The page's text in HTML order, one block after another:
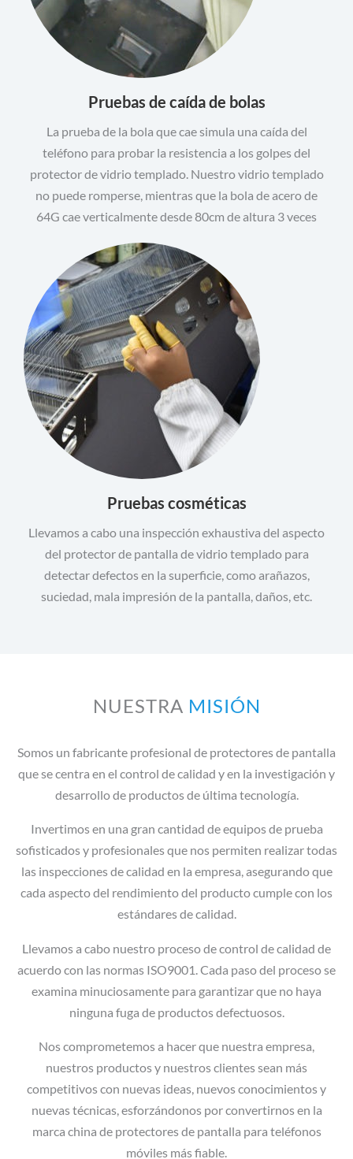
Pruebas de caída de bolas
La prueba de la bola que cae simula una caída del
teléfono para probar la resistencia a los golpes del
protector de vidrio templado. Nuestro vidrio templado
no puede romperse, mientras que la bola de acero de
64G cae verticalmente desde 80cm de altura 3 veces
Pruebas cosméticas
Llevamos a cabo una inspección exhaustiva del aspecto
del protector de pantalla de vidrio templado para
detectar defectos en la superficie, como arañazos,
suciedad, mala impresión de la pantalla, daños, etc.
NUESTRA MISIÓN
Somos un fabricante profesional de protectores de pantalla
que se centra en el control de calidad y en la investigación y
desarrollo de productos de última tecnología.
Invertimos en una gran cantidad de equipos de prueba
sofisticados y profesionales que nos permiten realizar todas
las inspecciones de calidad en la empresa, asegurando que
cada aspecto del rendimiento del producto cumple con los
estándares de calidad.
Llevamos a cabo nuestro proceso de control de calidad de
acuerdo con las normas ISO9001. Cada paso del proceso se
examina minuciosamente para garantizar que no haya
ninguna fuga de productos defectuosos.
Nos comprometemos a hacer que nuestra empresa,
nuestros productos y nuestros clientes sean más
competitivos con nuevas ideas, nuevos conocimientos y
nuevas técnicas, esforzándonos por convertirnos en la
marca china de protectores de pantalla para teléfonos
móviles más fiable.